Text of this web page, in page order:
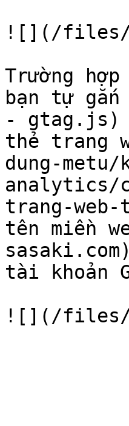
![](/files/-
Trường
bạn tự
- gtag.js)
thẻ trang
dung-
analytics/
trang-
tên miền
tài khoản